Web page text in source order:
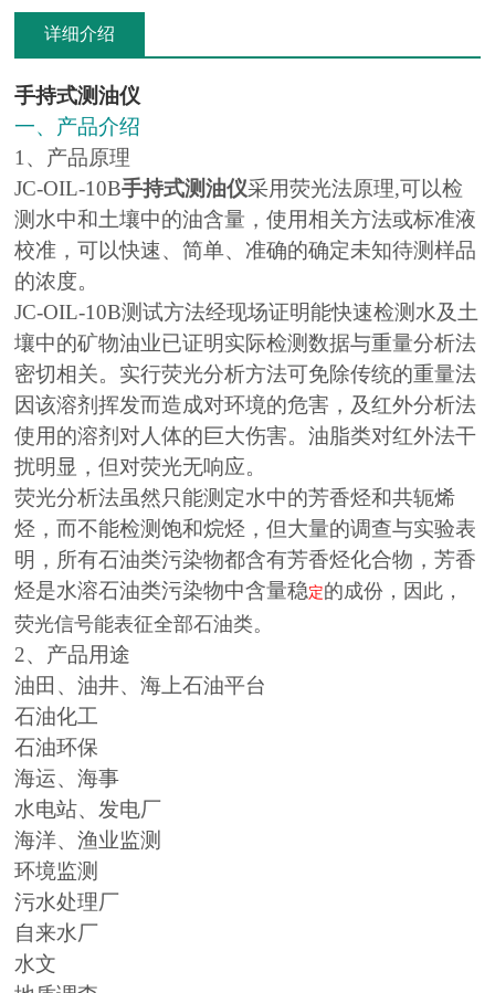
详细介绍
手持式测油仪
一、产品介绍
1、产品原理
JC-OIL-10B手持式测油仪采用荧光法原理,可以检
测水中和土壤中的油含量，使用相关方法或标准液
校准，可以快速、简单、准确的确定未知待测样品
的浓度。
JC-OIL-10B测试方法经现场证明能快速检测水及土
壤中的矿物油业已证明实际检测数据与重量分析法
密切相关。实行荧光分析方法可免除传统的重量法
因该溶剂挥发而造成对环境的危害，及红外分析法
使用的溶剂对人体的巨大伤害。油脂类对红外法干
扰明显，但对荧光无响应。
荧光分析法虽然只能测定水中的芳香烃和共轭烯
烃，而不能检测饱和烷烃，但大量的调查与实验表
明，所有石油类污染物都含有芳香烃化合物，芳香
烃是水溶石油类污染物中含量稳定的成份，因此，
荧光信号能表征全部石油类。
2、产品用途
油田、油井、海上石油平台
石油化工
石油环保
海运、海事
水电站、发电厂
海洋、渔业监测
环境监测
污水处理厂
自来水厂
水文